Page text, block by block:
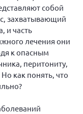
собой
захватывающий
и часть
лечения они
к опасным
перитониту,
как понять, что